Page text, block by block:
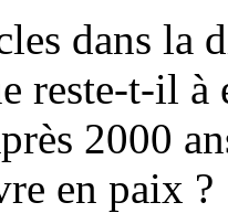
dans la
reste-t-il
2000
en paix ?